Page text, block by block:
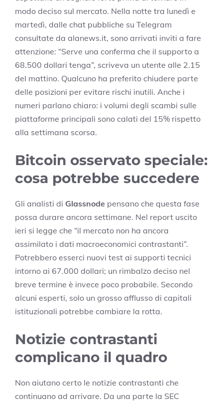
modo deciso sul mercato. Nella notte tra lunedì e
martedì, dalle chat pubbliche su Telegram
consultate da alanews.it, sono arrivati inviti a fare
attenzione: “Serve una conferma che il supporto a
68.500 dollari tenga”, scriveva un utente alle 2.15
del mattino. Qualcuno ha preferito chiudere parte
delle posizioni per evitare rischi inutili. Anche i
numeri parlano chiaro: i volumi degli scambi sulle
piattaforme principali sono calati del 15% rispetto
alla settimana scorsa.
Bitcoin osservato speciale:
cosa potrebbe succedere
Gli analisti di Glassnode pensano che questa fase
possa durare ancora settimane. Nel report uscito
ieri si legge che “il mercato non ha ancora
assimilato i dati macroeconomici contrastanti”.
Potrebbero esserci nuovi test ai supporti tecnici
intorno ai 67.000 dollari; un rimbalzo deciso nel
breve termine è invece poco probabile. Secondo
alcuni esperti, solo un grosso afflusso di capitali
istituzionali potrebbe cambiare la rotta.
Notizie contrastanti
complicano il quadro
Non aiutano certo le notizie contrastanti che
continuano ad arrivare. Da una parte la SEC